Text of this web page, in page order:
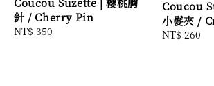
針 / Cherry Pin
Regular
NT$ 350
Coucou
小髮夾 /
Regular
NT$ 260